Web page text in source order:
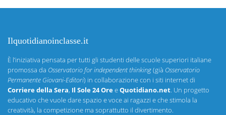
Ilquotidianoinclasse.it
È l’iniziativa pensata per tutti gli studenti delle scuole superiori italiane
promossa da Osservatorio for independent thinking(già Osservatorio
Permanente Giovani-Editori) in collaborazione con i siti internet di
Corriere della Sera, Il Sole 24 OreeQuotidiano.net. Un progetto
educativo che vuole dare spazio e voce ai ragazzi e che stimola la
creatività, la competizione ma soprattutto il divertimento.